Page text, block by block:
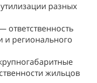
разных
ответственность
регионального
жильцов